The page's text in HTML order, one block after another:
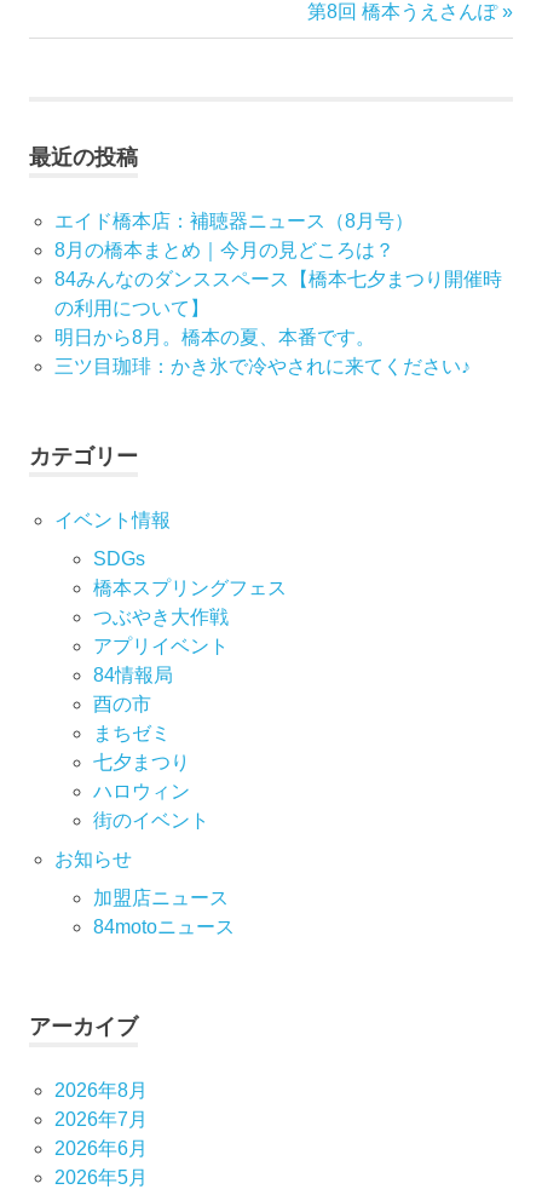
稿
ビ
ー
シ
ョ
記
次
の
第8回 橋本うえさんぽ
最近の投稿
エイド橋本店：補聴器ニュース（8月号）
8月の橋本まとめ｜今月の見どころは？
84みんなのダンススペース【橋本七夕まつり開催時
の利用について】
明日から8月。橋本の夏、本番です。
三ツ目珈琲：かき氷で冷やされに来てください♪
カテゴリー
イベント情報
SDGs
橋本スプリングフェス
つぶやき大作戦
アプリイベント
84情報局
酉の市
まちゼミ
七⼣まつり
ハロウィン
街のイベント
お知らせ
加盟店ニュース
84motoニュース
アーカイブ
2026年8月
2026年7月
2026年6月
2026年5月